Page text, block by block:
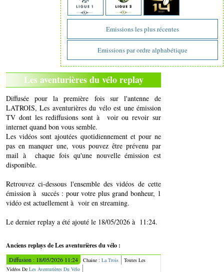
Emissions les plus récentes
Emissions par ordre alphabétique
Les aventurières du vélo replay
Diffusée pour la première fois sur l'antenne de
LATROIS, Les aventurières du vélo est une émission
TV dont les rediffusions sont à voir ou revoir sur
internet quand bon vous semble.
Les vidéos sont ajoutées quotidiennement et pour ne
pas en manquer une, vous pouvez être prévenu par
mail à chaque fois qu'une nouvelle émission est
disponible.
Retrouvez ci-dessous l'ensemble des vidéos de cette
émission à succés : pour votre plus grand bonheur, 1
vidéo est actuellement à voir en streaming.
Le dernier replay a été ajouté le 18/05/2026 à 11:24.
Anciens replays de Les aventurières du vélo :
Diffusion : 18/05/2026 11:24 Chaine : La Trois
Toutes Les
Vidéos De Les Aventurières Du Vélo